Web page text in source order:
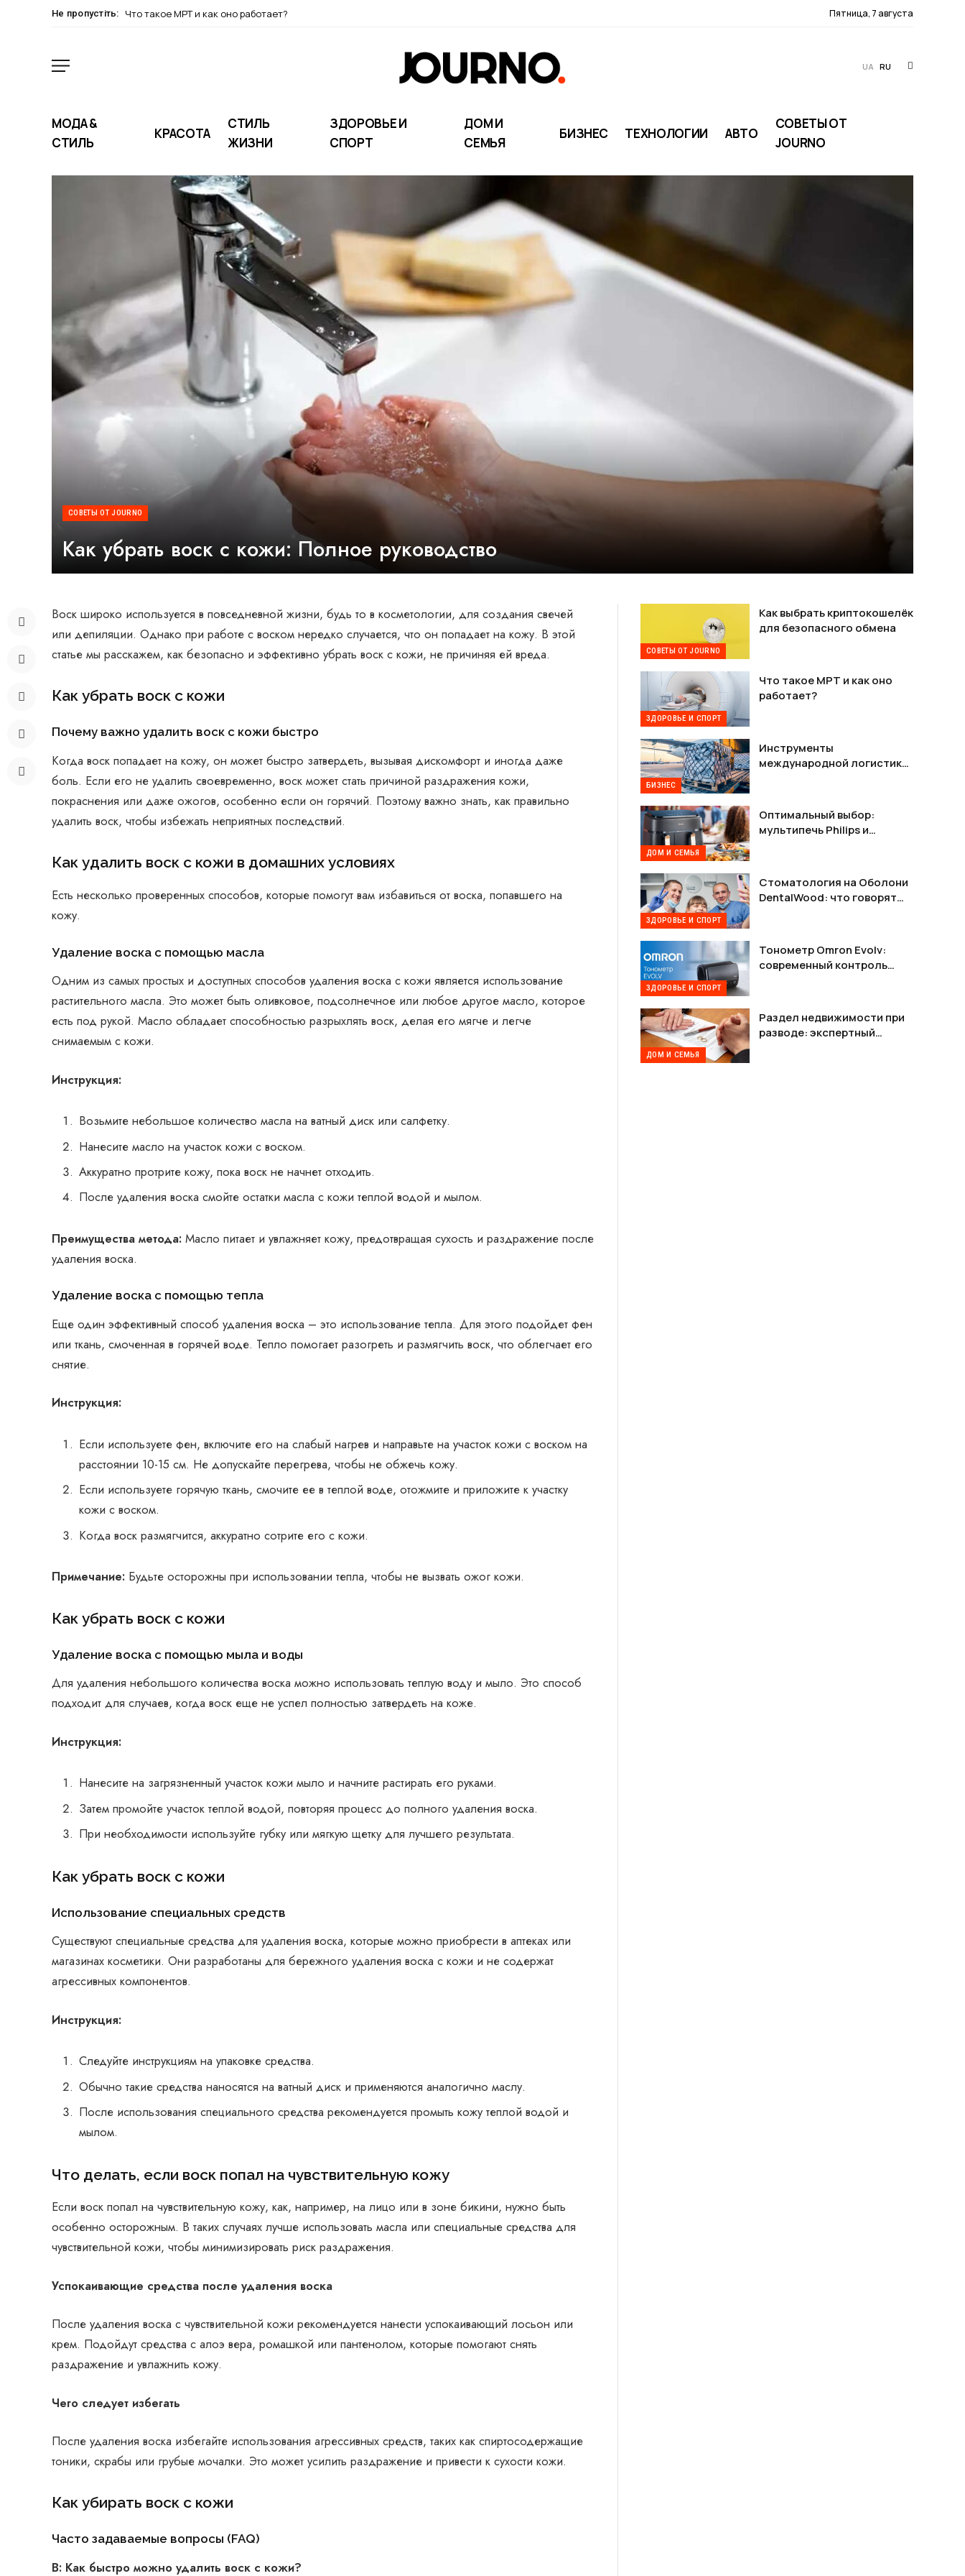
Не пропустіть: Что такое МРТ и как оно работает? Пятница, 7 августа
UA RU
МОДА &
СТИЛЬ
КРАСОТА
СТИЛЬ
ЖИЗНИ
ЗДОРОВЬЕ И
СПОРТ
ДОМ И
СЕМЬЯ
БИЗНЕС ТЕХНОЛОГИИ АВТО
СОВЕТЫ ОТ
JOURNO
СОВЕТЫ ОТ JOURNO
Как убрать воск с кожи: Полное руководство
Воск широко используется в повседневной жизни, будь то в косметологии, для создания свечей
или депиляции. Однако при работе с воском нередко случается, что он попадает на кожу. В этой
статье мы расскажем, как безопасно и эффективно убрать воск с кожи, не причиняя ей вреда.
Как убрать воск с кожи
Почему важно удалить воск с кожи быстро
Когда воск попадает на кожу, он может быстро затвердеть, вызывая дискомфорт и иногда даже
боль. Если его не удалить своевременно, воск может стать причиной раздражения кожи,
покраснения или даже ожогов, особенно если он горячий. Поэтому важно знать, как правильно
удалить воск, чтобы избежать неприятных последствий.
Как удалить воск с кожи в домашних условиях
Есть несколько проверенных способов, которые помогут вам избавиться от воска, попавшего на
кожу.
Удаление воска с помощью масла
Одним из самых простых и доступных способов удаления воска с кожи является использование
растительного масла. Это может быть оливковое, подсолнечное или любое другое масло, которое
есть под рукой. Масло обладает способностью разрыхлять воск, делая его мягче и легче
снимаемым с кожи.
Инструкция:
Возьмите небольшое количество масла на ватный диск или салфетку.
Нанесите масло на участок кожи с воском.
Аккуратно протрите кожу, пока воск не начнет отходить.
После удаления воска смойте остатки масла с кожи теплой водой и мылом.
Преимущества метода: Масло питает и увлажняет кожу, предотвращая сухость и раздражение после
удаления воска.
Удаление воска с помощью тепла
Еще один эффективный способ удаления воска – это использование тепла. Для этого подойдет фен
или ткань, смоченная в горячей воде. Тепло помогает разогреть и размягчить воск, что облегчает его
снятие.
Инструкция:
Если используете фен, включите его на слабый нагрев и направьте на участок кожи с воском на
расстоянии 10-15 см. Не допускайте перегрева, чтобы не обжечь кожу.
Если используете горячую ткань, смочите ее в теплой воде, отожмите и приложите к участку
кожи с воском.
Когда воск размягчится, аккуратно сотрите его с кожи.
Примечание: Будьте осторожны при использовании тепла, чтобы не вызвать ожог кожи.
Как убрать воск с кожи
Удаление воска с помощью мыла и воды
Для удаления небольшого количества воска можно использовать теплую воду и мыло. Это способ
подходит для случаев, когда воск еще не успел полностью затвердеть на коже.
Инструкция:
Нанесите на загрязненный участок кожи мыло и начните растирать его руками.
Затем промойте участок теплой водой, повторяя процесс до полного удаления воска.
При необходимости используйте губку или мягкую щетку для лучшего результата.
Как убрать воск с кожи
Использование специальных средств
Существуют специальные средства для удаления воска, которые можно приобрести в аптеках или
магазинах косметики. Они разработаны для бережного удаления воска с кожи и не содержат
агрессивных компонентов.
Инструкция:
Следуйте инструкциям на упаковке средства.
Обычно такие средства наносятся на ватный диск и применяются аналогично маслу.
После использования специального средства рекомендуется промыть кожу теплой водой и
мылом.
Что делать, если воск попал на чувствительную кожу
Если воск попал на чувствительную кожу, как, например, на лицо или в зоне бикини, нужно быть
особенно осторожным. В таких случаях лучше использовать масла или специальные средства для
чувствительной кожи, чтобы минимизировать риск раздражения.
Успокаивающие средства после удаления воска
После удаления воска с чувствительной кожи рекомендуется нанести успокаивающий лосьон или
крем. Подойдут средства с алоэ вера, ромашкой или пантенолом, которые помогают снять
раздражение и увлажнить кожу.
Чего следует избегать
После удаления воска избегайте использования агрессивных средств, таких как спиртосодержащие
тоники, скрабы или грубые мочалки. Это может усилить раздражение и привести к сухости кожи.
Как убирать воск с кожи
Часто задаваемые вопросы (FAQ)
В: Как быстро можно удалить воск с кожи?
СОВЕТЫ ОТ JOURNO
Как выбрать криптокошелёк
для безопасного обмена
ЗДОРОВЬЕ И СПОРТ
Что такое МРТ и как оно
работает?
БИЗНЕС
Инструменты
международной логистики
США
ДОМ И СЕМЬЯ
Оптимальный выбор:
мультипечь Philips и
ЗДОРОВЬЕ И СПОРТ
Стоматология на Оболони
DentalWood: что говорят
ЗДОРОВЬЕ И СПОРТ
Тонометр Omron Evolv:
современный контроль
ДОМ И СЕМЬЯ
Раздел недвижимости при
разводе: экспертный